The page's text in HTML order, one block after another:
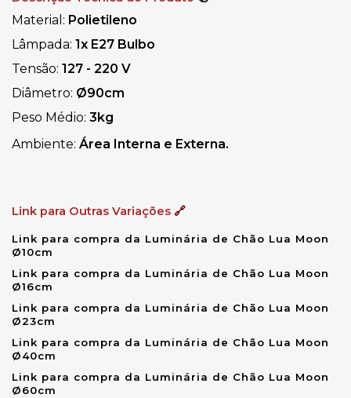
Material: Polietileno
Lâmpada: 1x E27 Bulbo
Tensão: 127 - 220 V
Diâmetro: Ø90cm
Peso Médio: 3kg
Ambiente: Área Interna e Externa.
Link para Outras Variações 🔗
Link para compra da Luminária de Chão Lua Moon
Ø10cm
Link para compra da Luminária de Chão Lua Moon
Ø16cm
Link para compra da Luminária de Chão Lua Moon
Ø23cm
Link para compra da Luminária de Chão Lua Moon
Ø40cm
Link para compra da Luminária de Chão Lua Moon
Ø60cm